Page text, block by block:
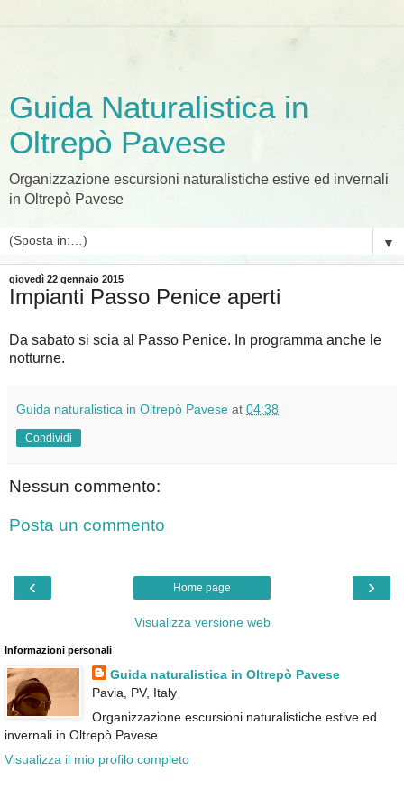
Guida Naturalistica in
Oltrepò Pavese
Organizzazione escursioni naturalistiche estive ed invernali
in Oltrepò Pavese
▼
giovedì 22 gennaio 2015
Impianti Passo Penice aperti
Da sabato si scia al Passo Penice. In programma anche le
notturne.
Guida naturalistica in Oltrepò Pavese at 04:38
Condividi
Nessun commento:
Posta un commento
‹ ›
Home page
Visualizza versione web
Informazioni personali
Guida naturalistica in Oltrepò Pavese
Pavia, PV, Italy
Organizzazione escursioni naturalistiche estive ed
invernali in Oltrepò Pavese
Visualizza il mio profilo completo